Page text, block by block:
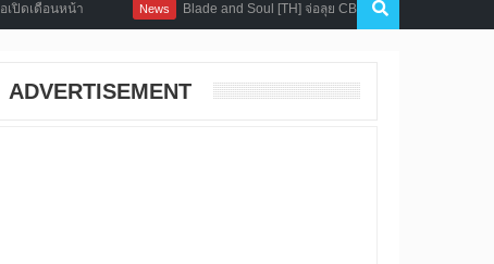
News Blade and Soul [TH] จ่อลุย CBT 1-8 พ.ค. นี้ พร้อมดาวน์โหลดเกมรอได้
ADVERTISEMENT